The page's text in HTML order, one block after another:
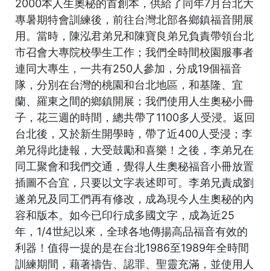
2000本人生奧秘的首創本，供給了同年7月台北大
專暑期特會訓練後，前往台灣北部各鄉鎮福音開展
用。當時，陳泓君弟兄和陳寶良弟兄負責帶領台北
市召會大專院校學生工作；我們全時間校園服事者
連同大專生，一共有250人參加，分成19個福音
隊，分別在台灣的桃園和台北地區，和基隆、宜
蘭、羅東之間的鄉鎮開展；我們使用人生奧秘小冊
子，花三週的時間，總共帶了1100多人受浸。返回
台北後，又於新生開學時，帶了近400人受浸；李
弟兄得此捷報，大受鼓勵和喜樂！之後，李弟兄在
同工聚會和我們交通，覺得人生奧秘福音小冊放置
插圖不合宜，只要以文字表述即可。李弟兄責成劉
遂弟兄及同工們再有修改，成為現今人生奧秘的內
容和版本。如今已印行成多國文字，成為近25
年，1/4世紀以來，全球各地傳揚高品福音有效的
利器！值得一提的是在台北1986至1989年全時間
訓練期間，藉著禱告、認罪、聖靈充滿，並使用人